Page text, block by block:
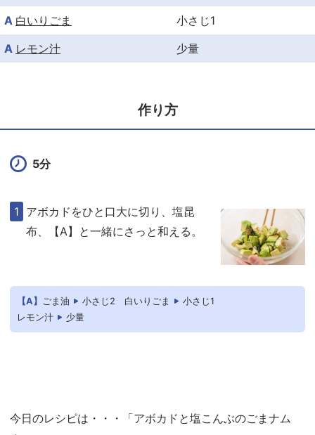
A 白いりごま
小さじ1
A レモン汁 少量
作り方
5分
アボカドをひと口大に切り、塩昆
布、【A】と一緒にさっと和える。
【A】 ごま油 小さじ2 白いりごま
小さじ1
レモン汁
少量
今日のレシピは・・・「アボカドと塩こんぶのごまナム